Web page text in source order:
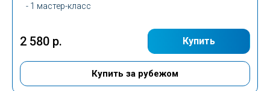
- 1 мастер-класс
Купить
2 580 р.
Купить за рубежом